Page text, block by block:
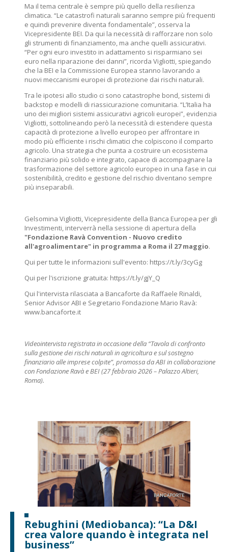
Ma il tema centrale è sempre più quello della resilienza
climatica. “Le catastrofi naturali saranno sempre più frequenti
e quindi prevenire diventa fondamentale”, osserva la
Vicepresidente BEI. Da qui la necessità di rafforzare non solo
gli strumenti di finanziamento, ma anche quelli assicurativi.
“Per ogni euro investito in adattamento si risparmiano sei
euro nella riparazione dei danni”, ricorda Vigliotti, spiegando
che la BEI e la Commissione Europea stanno lavorando a
nuovi meccanismi europei di protezione dai rischi naturali.
Tra le ipotesi allo studio ci sono catastrophe bond, sistemi di
backstop e modelli di riassicurazione comunitaria. “L’Italia ha
uno dei migliori sistemi assicurativi agricoli europei”, evidenzia
Vigliotti, sottolineando però la necessità di estendere questa
capacità di protezione a livello europeo per affrontare in
modo più efficiente i rischi climatici che colpiscono il comparto
agricolo. Una strategia che punta a costruire un ecosistema
finanziario più solido e integrato, capace di accompagnare la
trasformazione del settore agricolo europeo in una fase in cui
sostenibilità, credito e gestione del rischio diventano sempre
più inseparabili.
Gelsomina Vigliotti, Vicepresidente della Banca Europea per gli
Investimenti, interverrà nella sessione di apertura della
"Fondazione Ravà Convention - Nuovo credito
all'agroalimentare" in programma a Roma il 27 maggio.
Qui per tutte le informazioni sull'evento: https://t.ly/3cyGg
Qui per l'iscrizione gratuita: https://t.ly/gjY_Q
Qui l'intervista rilasciata a Bancaforte da Raffaele Rinaldi,
Senior Advisor ABI e Segretario Fondazione Mario Ravà:
www.bancaforte.it
Videointervista registrata in occasione della “Tavola di confronto
sulla gestione dei rischi naturali in agricoltura e sul sostegno
finanziario alle imprese colpite”, promossa da ABI in collaborazione
con Fondazione Ravà e BEI (27 febbraio 2026 – Palazzo Altieri,
Roma).
Rebughini (Mediobanca): “La D&I
crea valore quando è integrata nel
business”